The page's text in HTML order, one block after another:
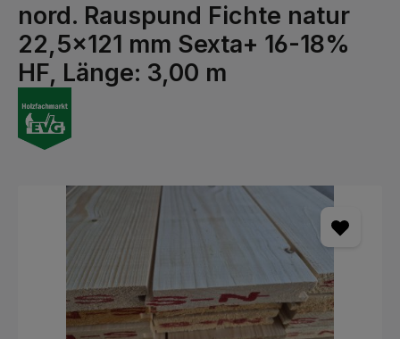
nord. Rauspund Fichte natur
22,5x121 mm Sexta+ 16-18%
HF, Länge: 3,00 m
Bildergalerie überspringen